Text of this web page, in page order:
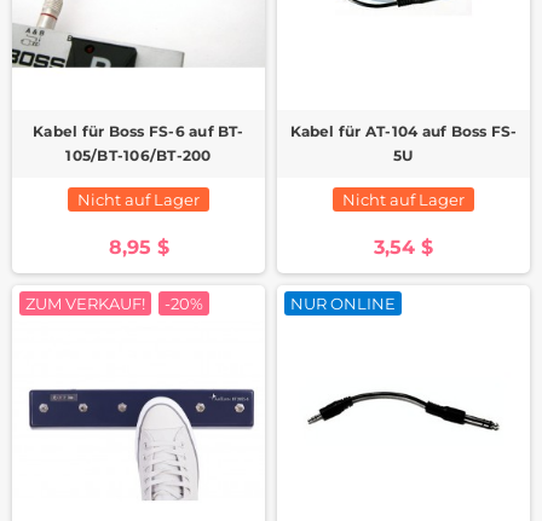
Kabel für Boss FS-6 auf BT-
105/BT-106/BT-200
Nicht auf Lager
8,95 $
Kabel für AT-104 auf Boss FS-
5U
Nicht auf Lager
3,54 $
ZUM VERKAUF! -20% NUR ONLINE